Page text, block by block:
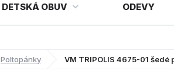
DETSKÁ OBUV ODEVY
Poltopánky VM TRIPOLIS 4675-01